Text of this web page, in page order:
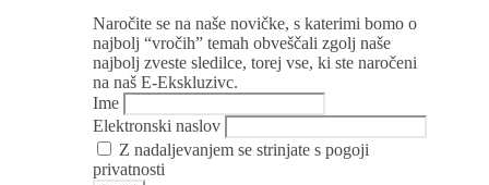
Naročite se na naše novičke, s katerimi bomo o
najbolj “vročih” temah obveščali zgolj naše
najbolj zveste sledilce, torej vse, ki ste naročeni
na naš E-Ekskluzivc.
Ime
Elektronski naslov
Z nadaljevanjem se strinjate s pogoji
privatnosti